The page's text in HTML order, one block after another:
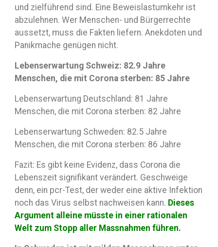
und zielführend sind. Eine Beweislastumkehr ist
abzulehnen. Wer Menschen- und Bürgerrechte
aussetzt, muss die Fakten liefern. Anekdoten und
Panikmache genügen nicht.
Lebenserwartung Schweiz: 82.9 Jahre
Menschen, die mit Corona sterben: 85 Jahre
Lebenserwartung Deutschland: 81 Jahre
Menschen, die mit Corona sterben: 82 Jahre
Lebenserwartung Schweden: 82.5 Jahre
Menschen, die mit Corona sterben: 86 Jahre
Fazit: Es gibt keine Evidenz, dass Corona die
Lebenszeit signifikant verändert. Geschweige
denn, ein pcr-Test, der weder eine aktive Infektion
noch das Virus selbst nachweisen kann. Dieses
Argument alleine müsste in einer rationalen
Welt zum Stopp aller Massnahmen führen.